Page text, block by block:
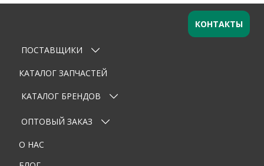
Оставьте заявку
Ваше имя
Email
Телефон
ПОСТАВЩИКИ
КАТАЛОГ ЗАПЧАСТЕЙ
КАТАЛОГ БРЕНДОВ
ОПТОВЫЙ ЗАКАЗ
О НАС
КОНТАКТЫ